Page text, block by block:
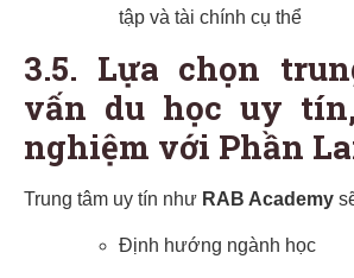
tập và tài chính cụ thể
3.5. Lựa chọn
vấn du học uy
nghiệm với Phần
Trung tâm uy tín như RAB Academy
Định hướng ngành học